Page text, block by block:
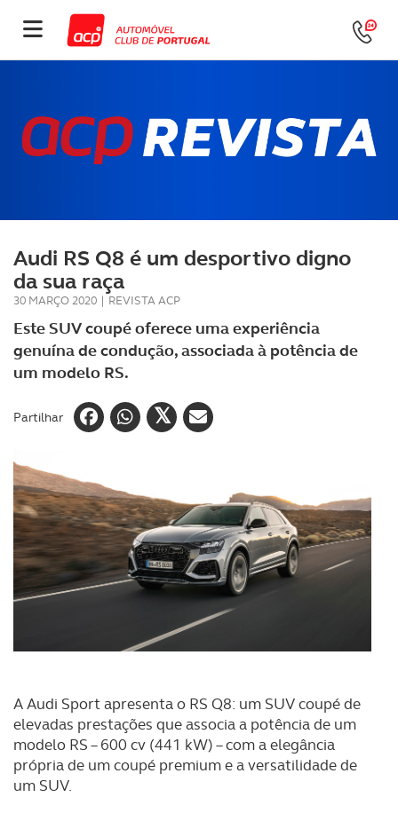
Audi RS Q8 é um desportivo digno
da sua raça
30 MARÇO 2020 | REVISTA ACP
Este SUV coupé oferece uma experiência
genuína de condução, associada à potência de
um modelo RS.
Partilhar
A Audi Sport apresenta o RS Q8: um SUV coupé de
elevadas prestações que associa a potência de um
modelo RS – 600 cv (441 kW) – com a elegância
própria de um coupé premium e a versatilidade de
um SUV.